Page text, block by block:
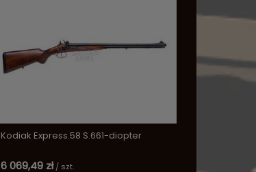
Kodiak Express.58 S.661-diopter
6 069,49 zł / szt.